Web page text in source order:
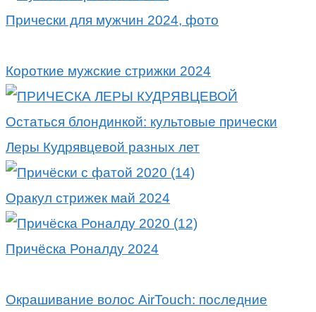
Прически для мужчин 2024, фото
Короткие мужские стрижки 2024
Остаться блондинкой: культовые прически
Леры Кудрявцевой разных лет
Оракул стрижек май 2024
Причёска Роналду 2024
Окрашивание волос AirTouch: последние